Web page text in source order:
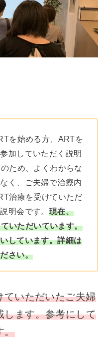
を始める方、ARTを
加していただく説明
ため、よくわからな
く、ご夫婦で治療内
治療を受けていただ
明会です。 現在、
いただいています。
しています。詳細は
さい。
ていただいたご夫婦
します。参考にして
。